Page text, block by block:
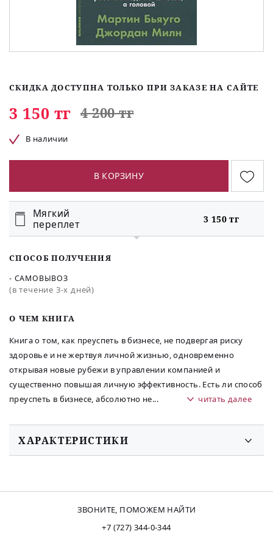
O ЧЕМ КНИГА
Книга о том, как преуспеть в бизнесе, не подвергая риску
здоровье и не жертвуя личной жизнью, одновременно
открывая новые рубежи в управлении компанией и
существенно повышая личную эффективность. Есть ли способ
преуспеть в бизнесе, абсолютно не... читать далее
СКИДКА ДОСТУПНА ТОЛЬКО ПРИ ЗАКАЗЕ НА САЙТЕ
3 150 тг 4 200 тг
В наличии
В КОРЗИНУ
Мягкий
переплет
3 150 тг
СПОСОБ ПОЛУЧЕНИЯ
- САМОВЫВОЗ
(в течение 3-х дней)
ХАРАКТЕРИСТИКИ
ЗВОНИТЕ, ПОМОЖЕМ НАЙТИ
+7 (727) 344-0-344